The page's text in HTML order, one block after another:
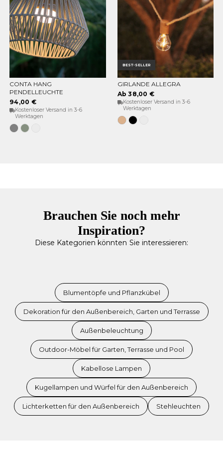
OPTIONEN WÄHLEN
CONTA HANG
PENDELLEUCHTE
94,00 €
Kostenloser Versand in 3-6
Werktagen
GrauWeiches
Grün
BEST-SELLER
OPTIONEN WÄHLEN
GIRLANDE ALLEGRA
Ab 38,00 €
Kostenloser Versand in 3-6
Werktagen
JuteSchwarz
Brauchen Sie noch mehr
Inspiration?
Diese Kategorien könnten Sie interessieren:
Blumentöpfe und Pflanzkübel
Dekoration für den Außenbereich, Garten und Terrasse
Außenbeleuchtung
Outdoor-Möbel für Garten, Terrasse und Pool
Kabellose Lampen
Kugellampen und Würfel für den Außenbereich
Lichterketten für den Außenbereich Stehleuchten